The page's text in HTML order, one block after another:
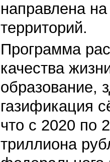
направлена
территорий.
Программа
качества
образование,
газификация
что с 2020 по
триллиона